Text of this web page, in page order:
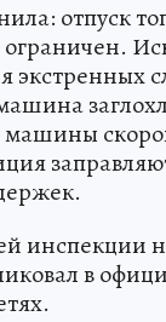
отпуск
ограничен.
экстренных
машины
инспекции
в